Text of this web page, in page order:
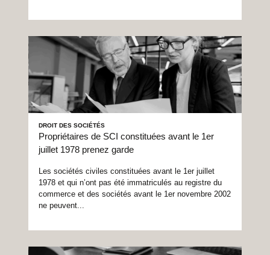
DROIT DES SOCIÉTÉS
Propriétaires de SCI constituées avant le 1er
juillet 1978 prenez garde
Les sociétés civiles constituées avant le 1er juillet
1978 et qui n’ont pas été immatriculés au registre du
commerce et des sociétés avant le 1er novembre 2002
ne peuvent...